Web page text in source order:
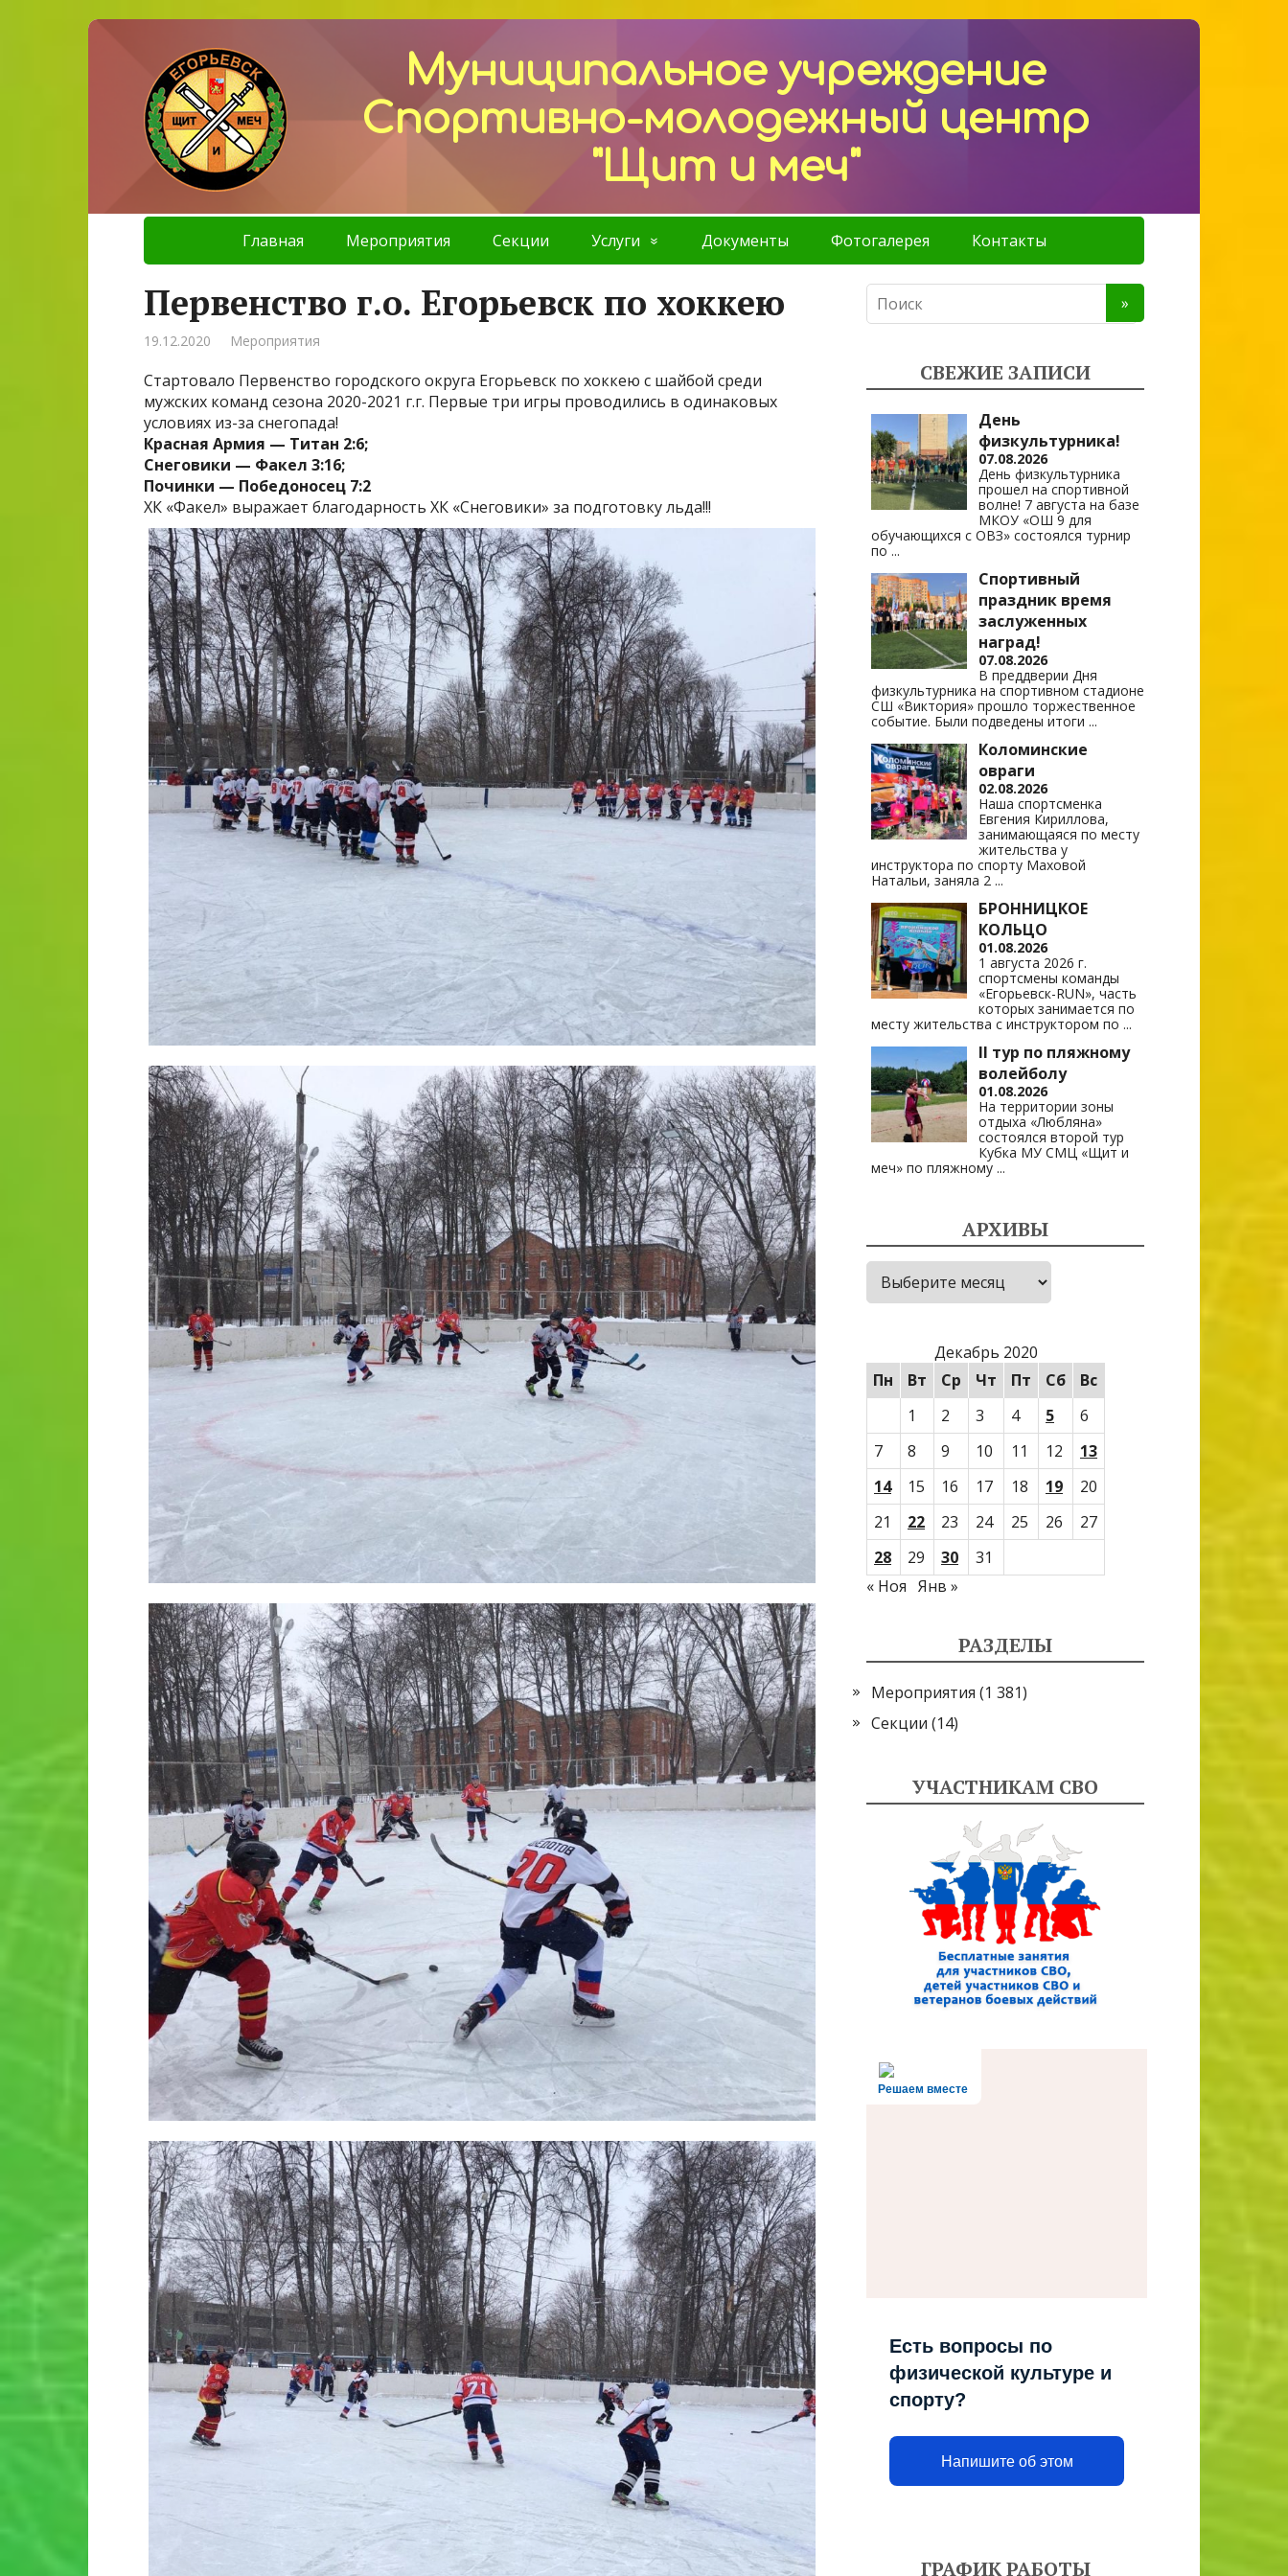
Муниципальное учреждение
Спортивно-молодежный центр
"Щит и меч"
Главная Мероприятия Секции Услуги Документы Фотогалерея Контакты
Первенство г.о. Егорьевск по хоккею
19.12.2020 Мероприятия
Стартовало Первенство городского округа Егорьевск по хоккею с шайбой среди
мужских команд сезона 2020-2021 г.г. Первые три игры проводились в одинаковых
условиях из-за снегопада!
Красная Армия — Титан 2:6;
Снеговики — Факел 3:16;
Починки — Победоносец 7:2
ХК «Факел» выражает благодарность ХК «Снеговики» за подготовку льда!!!
СВЕЖИЕ ЗАПИСИ
День
физкультурника!
07.08.2026
День физкультурника
прошел на спортивной
волне! 7 августа на базе
МКОУ «ОШ 9 для
обучающихся с ОВЗ» состоялся турнир
по...
Спортивный
праздник время
заслуженных
наград!
07.08.2026
В преддверии Дня
физкультурника на спортивном стадионе
СШ «Виктория» прошло торжественное
событие. Были подведены итоги ...
Коломинские
овраги
02.08.2026
Наша спортсменка
Евгения Кириллова,
занимающаяся по месту
жительства у
инструктора по спорту Маховой
Натальи, заняла 2 ...
БРОННИЦКОЕ
КОЛЬЦО
01.08.2026
1 августа 2026 г.
спортсмены команды
«Егорьевск-RUN», часть
которых занимается по
месту жительства с инструктором по ...
II тур по пляжному
волейболу
01.08.2026
На территории зоны
отдыха «Любляна»
состоялся второй тур
Кубка МУ СМЦ «Щит и
меч» по пляжному ...
АРХИВЫ
Архивы
Декабрь 2020
Пн
Вт Ср Чт Пт Сб
Вс
1
2 3 4 5
6
7
8 9 10 11 12
13
14
15 16 17 18 19
20
21
22 23 24 25 26
27
28
29 30
31
« Ноя Янв »
РАЗДЕЛЫ
Мероприятия (1 381)
Секции (14)
УЧАСТНИКАМ СВО
Решаем вместе
Есть вопросы по
физической культуре и
спорту?
Напишите об этом
ГРАФИК РАБОТЫ